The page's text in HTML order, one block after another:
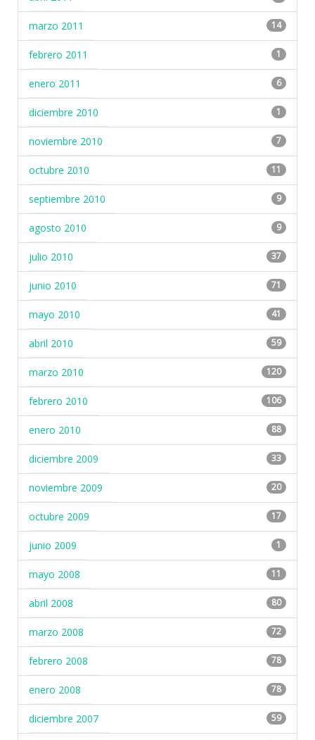
marzo 2011 14
febrero 2011 1
enero 2011 6
diciembre 2010 1
noviembre 2010 7
octubre 2010 11
septiembre 2010 9
agosto 2010 9
julio 2010 37
junio 2010 71
mayo 2010 41
abril 2010 59
marzo 2010 120
febrero 2010 106
enero 2010 88
diciembre 2009 33
noviembre 2009 20
octubre 2009 17
junio 2009 1
mayo 2008 11
abril 2008 80
marzo 2008 72
febrero 2008 78
enero 2008 78
diciembre 2007 59